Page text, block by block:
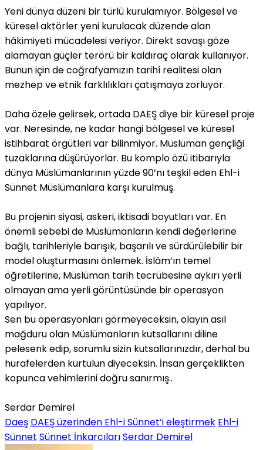
Yeni dünya düzeni bir türlü kurulamıyor. Bölgesel ve
küresel aktörler yeni kurulacak düzende alan
hâkimiyeti mücadelesi veriyor. Direkt savaşı göze
alamayan güçler terörü bir kaldıraç olarak kullanıyor.
Bunun için de coğrafyamızın tarihî realitesi olan
mezhep ve etnik farklılıkları çatışmaya zorluyor.
Daha özele gelirsek, ortada DAEŞ diye bir küresel proje
var. Neresinde, ne kadar hangi bölgesel ve küresel
istihbarat örgütleri var bilinmiyor. Müslüman gençliği
tuzaklarına düşürüyorlar. Bu komplo özü itibarıyla
dünya Müslümanlarının yüzde 90’nı teşkil eden Ehl-i
Sünnet Müslümanlara karşı kurulmuş.
Bu projenin siyasi, askeri, iktisadi boyutları var. En
önemli sebebi de Müslümanların kendi değerlerine
bağlı, tarihleriyle barışık, başarılı ve sürdürülebilir bir
model oluşturmasını önlemek. İslâm’ın temel
öğretilerine, Müslüman tarih tecrübesine aykırı yerli
olmayan ama yerli görüntüsünde bir operasyon
yapılıyor.
Sen bu operasyonları görmeyeceksin, olayın asıl
mağduru olan Müslümanların kutsallarını diline
pelesenk edip, sorumlu sizin kutsallarınızdır, derhal bu
hurafelerden kurtulun diyeceksin. İnsan gerçeklikten
kopunca vehimlerini doğru sanırmış..
Serdar Demirel
Daeş DAEŞ üzerinden Ehl-i Sünnet’i eleştirmek Ehl-i
Sünnet Sünnet İnkarcılarıSerdar Demirel